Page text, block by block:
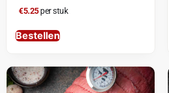
€5.25per stuk
Bestellen